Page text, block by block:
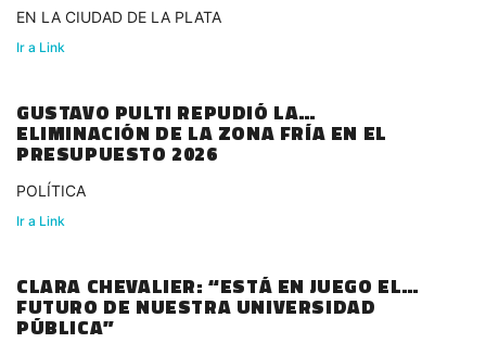
EN LA CIUDAD DE LA PLATA
Ir a Link
GUSTAVO PULTI REPUDIÓ LA
ELIMINACIÓN DE LA ZONA FRÍA EN EL
PRESUPUESTO 2026
POLÍTICA
Ir a Link
CLARA CHEVALIER: “ESTÁ EN JUEGO EL
FUTURO DE NUESTRA UNIVERSIDAD
PÚBLICA”